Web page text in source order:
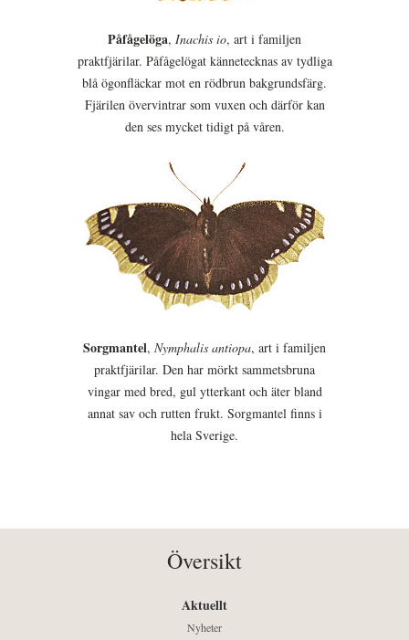
Påfågelöga, Inachis io, art i familjen
praktfjärilar. Påfågelögat kännetecknas av tydliga
blå ögonfläckar mot en rödbrun bakgrundsfärg.
Fjärilen övervintrar som vuxen och därför kan
den ses mycket tidigt på våren.
Sorgmantel, Nymphalis antiopa, art i familjen
praktfjärilar. Den har mörkt sammetsbruna
vingar med bred, gul ytterkant och äter bland
annat sav och rutten frukt. Sorgmantel finns i
hela Sverige.
Översikt
Aktuellt
Nyheter